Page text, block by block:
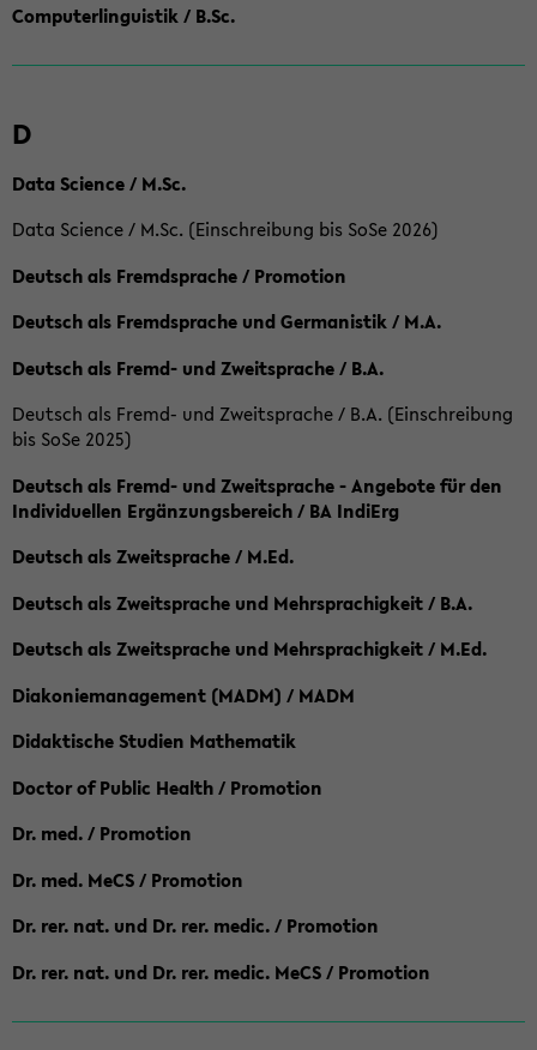
Computerlinguistik / B.Sc.
D
Data Science / M.Sc.
Data Science / M.Sc. (Einschreibung bis SoSe 2026)
Deutsch als Fremdsprache / Promotion
Deutsch als Fremdsprache und Germanistik / M.A.
Deutsch als Fremd- und Zweitsprache / B.A.
Deutsch als Fremd- und Zweitsprache / B.A. (Einschreibung
bis SoSe 2025)
Deutsch als Fremd- und Zweitsprache - Angebote für den
Individuellen Ergänzungsbereich / BA IndiErg
Deutsch als Zweitsprache / M.Ed.
Deutsch als Zweitsprache und Mehrsprachigkeit / B.A.
Deutsch als Zweitsprache und Mehrsprachigkeit / M.Ed.
Diakoniemanagement (MADM) / MADM
Didaktische Studien Mathematik
Doctor of Public Health / Promotion
Dr. med. / Promotion
Dr. med. MeCS / Promotion
Dr. rer. nat. und Dr. rer. medic. / Promotion
Dr. rer. nat. und Dr. rer. medic. MeCS / Promotion